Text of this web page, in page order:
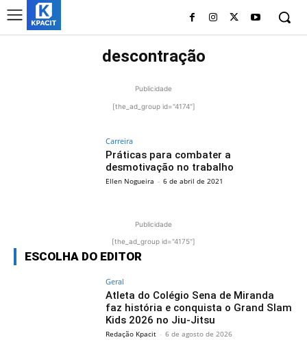
descontração
Publicidade
[the_ad_group id="4174"]
Carreira
Práticas para combater a
desmotivação no trabalho
Ellen Nogueira - 6 de abril de 2021
Publicidade
[the_ad_group id="4175"]
ESCOLHA DO EDITOR
Geral
Atleta do Colégio Sena de Miranda
faz história e conquista o Grand Slam
Kids 2026 no Jiu-Jitsu
Redação Kpacit - 6 de agosto de 2026